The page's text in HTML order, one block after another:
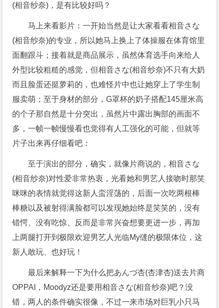
(相音纱奈)，是有比较好吗？
马上来看影片：一开始当然是让大家看看相音さな
(相音纱奈)的专业，所以她马上换上了体操服在体育馆里
面翻跟斗；接着就是商品展示，虽然体育选手向来给人
外型比较粗糙的感觉，但相音さな(相音纱奈)不只有大奶
而且脸蛋还挺萝莉的，也难怪片中也让她穿上了学生制
服卖萌；至于身材的部分，G罩杯的奶子搭配145厘米高
的个子那自然是十分突出，虽然片中露出胸部的画面不
多，一帧一帧慢慢看也觉得有人工强化的可能，但就等
片子出来再仔细看吧：
至于演出的部分，确实，就像片商说的，相音さな
(相音纱奈)对性爱非常热衷，光看她和男艺人接吻时那笑
咪咪的表情就觉得这新人蛮淫荡的，后面一次吃两根棒
棒糖以及被射得满脸都可以发现她始终是笑笑的，没有
错愕、没有吃惊、反而是非常兴奋想要更进一步，再加
上两腿打开到极限欢迎男艺人光临My缝的极限体位，这
新人敢玩、也好玩！
最后来解释一下为什么把あんづ杏(杏津杏)送去片商
OPPAI，Moodyz还是要用相音さな(相音纱奈)吧？没
错，两人的条件确实很像，不过一来市场对巨乳小只马